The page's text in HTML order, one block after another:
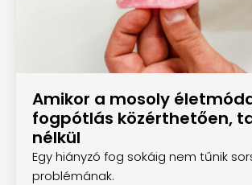
Amikor a mosoly
fogpótlás közérthetően,
nélkül
Egy hiányzó fog sokáig nem tűnik
problémának.